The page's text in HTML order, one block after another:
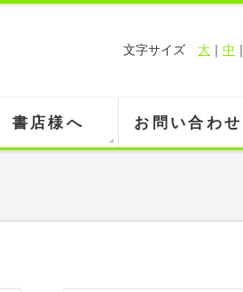
文字サイズ 大 ｜ 中 ｜
書店様へ お問い合わせ